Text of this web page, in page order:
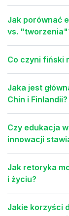
Jak porównać
vs.
Co czyni fiński
Jaka jest
Chin i Finlandii?
Czy edukacja
innowacji
Jak retoryka
i życiu?
Jakie korzyści